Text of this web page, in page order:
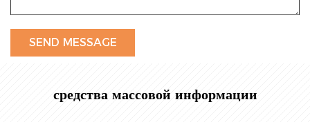
средства массовой информации